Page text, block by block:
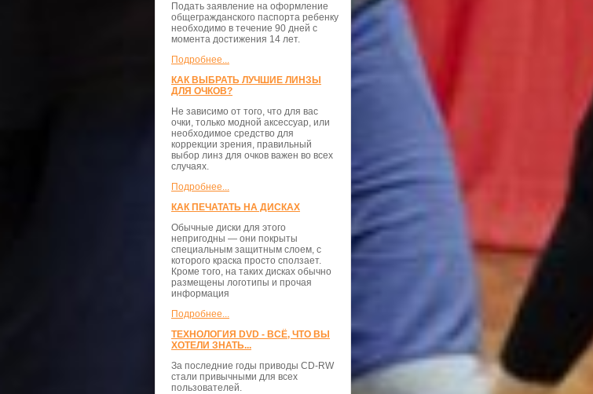
Подать заявление на оформление
общегражданского паспорта ребенку
необходимо в течение 90 дней с
момента достижения 14 лет.
Подробнее...
КАК ВЫБРАТЬ ЛУЧШИЕ ЛИНЗЫ
ДЛЯ ОЧКОВ?
Не зависимо от того, что для вас
очки, только модной аксессуар, или
необходимое средство для
коррекции зрения, правильный
выбор линз для очков важен во всех
случаях.
Подробнее...
КАК ПЕЧАТАТЬ НА ДИСКАХ
Обычные диски для этого
непригодны — они покрыты
специальным защитным слоем, с
которого краска просто сползает.
Кроме того, на таких дисках обычно
размещены логотипы и прочая
информация
Подробнее...
ТЕХНОЛОГИЯ DVD - ВСЁ, ЧТО ВЫ
ХОТЕЛИ ЗНАТЬ...
За последние годы приводы CD-RW
стали привычными для всех
пользователей.